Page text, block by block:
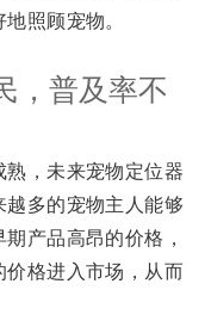
照顾宠物。
，普及率不
，未来宠物定位器
多的宠物主人能够
产品高昂的价格，
价格进入市场，从而